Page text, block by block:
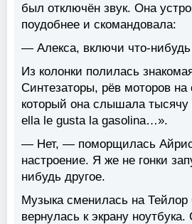
был отключён звук. Она
поудобнее и скомандовала:
— Алекса, включи что-нибудь
Из колонки полилась
Синтезаторы, рёв моторов на
который она слышала тысячу
ella le gusta la gasolina…».
— Нет, — поморщилась
настроение. Я же не гонки
нибудь другое.
Музыка сменилась на
вернулась к экрану